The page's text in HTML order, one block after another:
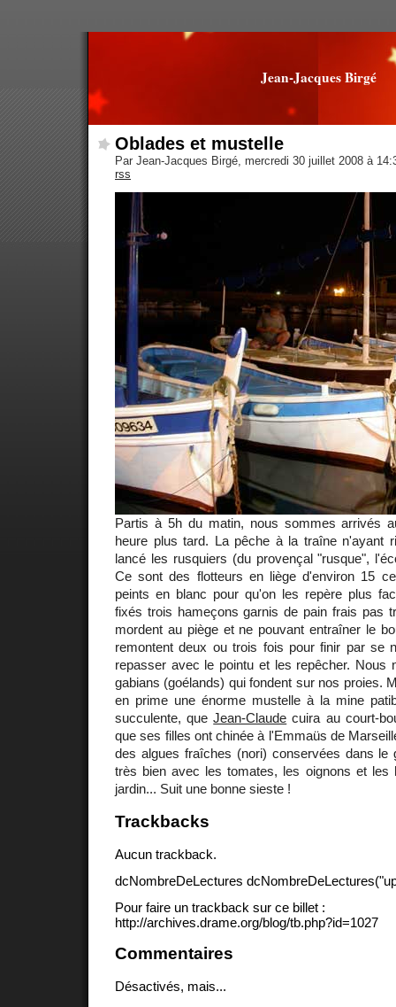
Jean-Jacques Birgé
Oblades et mustelle
Par Jean-Jacques Birgé, mercredi 30 juillet 2008 à
rss
Partis à 5h du matin, nous sommes arrivés
heure plus tard. La pêche à la traîne n'ayant
lancé les rusquiers (du provençal "rusque",
Ce sont des flotteurs en liège d'environ 15
peints en blanc pour qu'on les repère plus
fixés trois hameçons garnis de pain frais pas
mordent au piège et ne pouvant entraîner le
remontent deux ou trois fois pour finir par se
repasser avec le pointu et les repêcher. Nous
gabians (goélands) qui fondent sur nos proies.
en prime une énorme mustelle à la mine
succulente, queJean-Claude cuira au court-
que ses filles ont chinée à l'Emmaüs de
des algues fraîches (nori) conservées dans le
très bien avec les tomates, les oignons et les
jardin... Suit une bonne sieste !
Trackbacks
Aucun trackback.
dcNombreDeLectures
Pour faire un trackback sur ce billet :
http://archives.drame.org/blog/tb.php?id=1027
Commentaires
Désactivés, mais...